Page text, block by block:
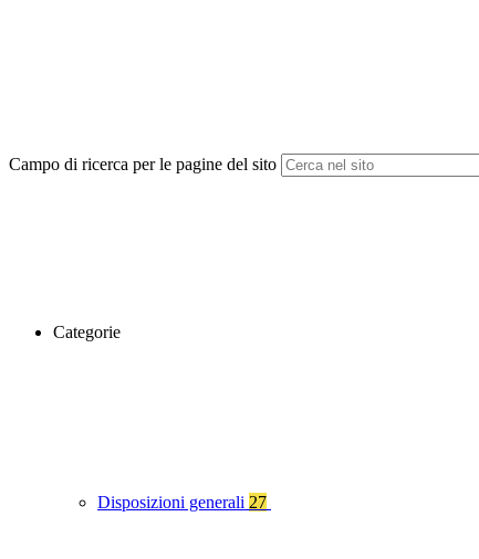
Campo di ricerca per le pagine del sito
Categorie
Disposizioni generali 27